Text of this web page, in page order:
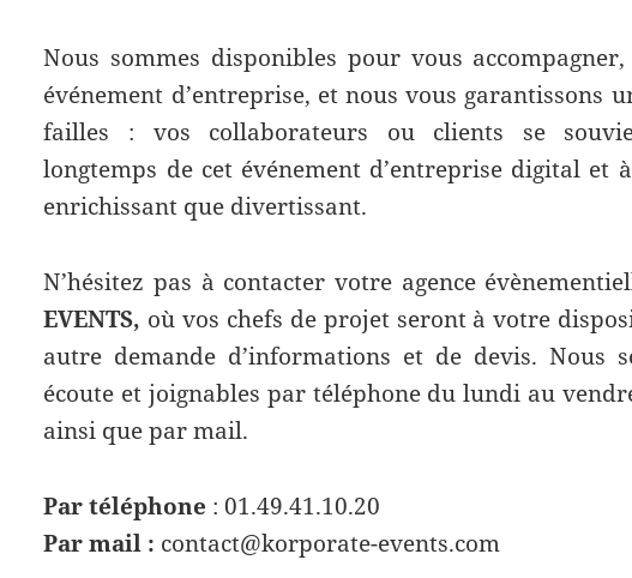
Nous sommes disponibles pour vous
événement d’entreprise, et nous vous garantissons
failles : vos collaborateurs ou clients se
longtemps de cet événement d’entreprise digital et
enrichissant que divertissant.
N’hésitez pas à contacter votre agence
EVENTS, où vos chefs de projet seront à votre
autre demande d’informations et de devis. Nous
écoute et joignables par téléphone du lundi au
ainsi que par mail.
Par téléphone : 01.49.41.10.20
Par mail : contact@korporate-events.com